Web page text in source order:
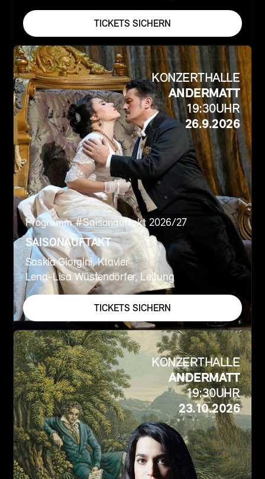
TICKETS SICHERN
KONZERTHALLE
ANDERMATT
19:30UHR
26.9.2026
Programm #Saisonauftakt 2026/27
SAISONAUFTAKT
Saskia Giorgini, Klavier
Lena-Lisa Wüstendörfer, Leitung
TICKETS SICHERN
KONZERTHALLE
ANDERMATT
19:30UHR
23.10.2026